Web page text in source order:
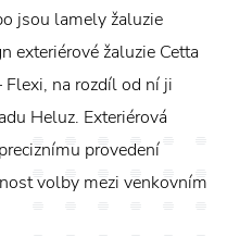
jsou lamely žaluzie
exteriérové žaluzie Cetta
na rozdíl od ní ji
Heluz. Exteriérová
provedení
volby mezi venkovním